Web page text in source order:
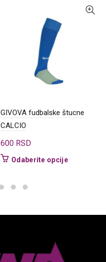
GIVOVA fudbalske štucne
CALCIO
600 RSD
Odaberite opcijeOvaj
Opcije